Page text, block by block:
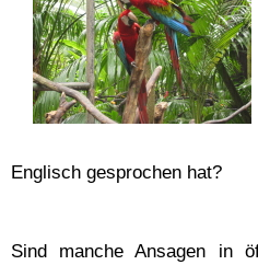
Englisch gesprochen hat?
Sind manche Ansagen in